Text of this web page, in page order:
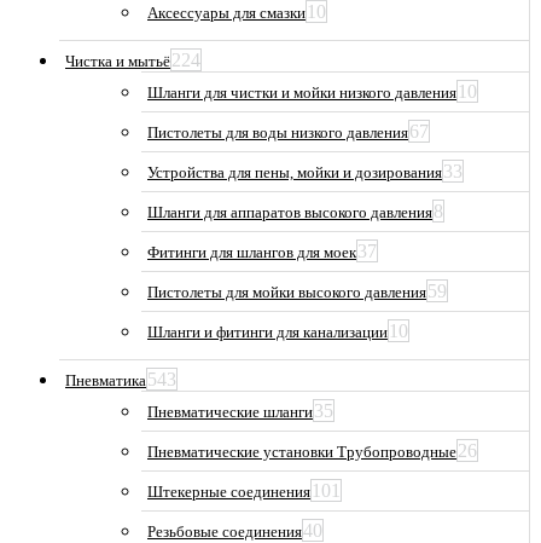
Аксессуары для смазки 10
Чистка и мытьё224
Шланги для чистки и мойки низкого давления 10
Пистолеты для воды низкого давления67
Устройства для пены, мойки и дозирования33
Шланги для аппаратов высокого давления8
Фитинги для шлангов для моек37
Пистолеты для мойки высокого давления59
Шланги и фитинги для канализации 10
Пневматика543
Пневматические шланги35
Пневматические установки Трубопроводные26
Штекерные соединения 101
Резьбовые соединения40